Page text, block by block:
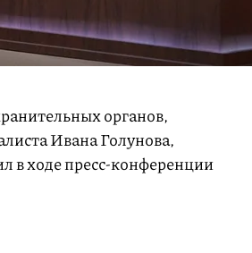
органов,
Ивана Голунова,
в ходе пресс-конференции